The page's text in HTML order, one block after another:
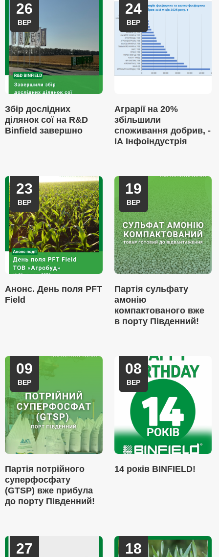
26
ВЕР
Збір дослідних
ділянок сої на R&D
Binfield завершно
24
ВЕР
Аграрії на 20%
збільшили
споживання добрив, -
ІА Інфоіндустрія
23
ВЕР
Анонс. День поля PFT
Field
19
ВЕР
Партія сульфату
амонію
компактованого вже
в порту Південний!
09
ВЕР
Партія потрійного
суперфосфату
(GTSP) вже прибула
до порту Південний!
08
ВЕР
14 років BINFIELD!
27 18